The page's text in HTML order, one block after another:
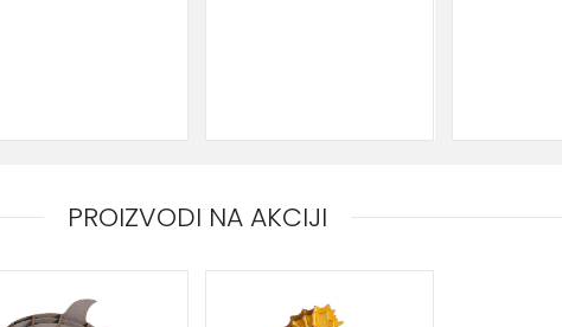
PROIZVODI NA AKCIJI